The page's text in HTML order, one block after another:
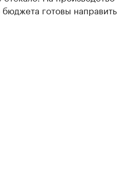
готовы направить